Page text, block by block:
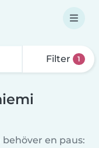
Filter 1
en paus: